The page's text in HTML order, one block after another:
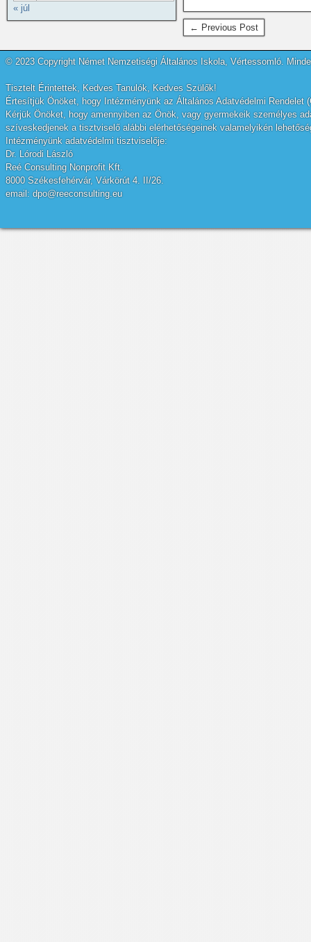
← Previous Post
« júl
© 2023 Copyright Német Nemzetiségi Általános Iskola, Vértessomló.
Tisztelt Érintettek, Kedves Tanulók, Kedves Szülők!
Értesítjük Önöket, hogy Intézményünk az Általános Adatvédelmi
Kérjük Önöket, hogy amennyiben az Önök, vagy gyermekeik személyes
szíveskedjenek a tisztviselő alábbi elérhetőségeinek valamelyikén
Intézményünk adatvédelmi tisztviselője:
Dr. Lórodi László
Reé Consulting Nonprofit Kft.
8000 Székesfehérvár, Várkörút 4. II/26.
email: dpo@reeconsulting.eu